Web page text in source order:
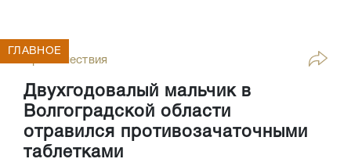
Происшествия
Двухгодовалый мальчик в
Волгоградской области
отравился противозачаточными
таблетками
ГЛАВНОЕ